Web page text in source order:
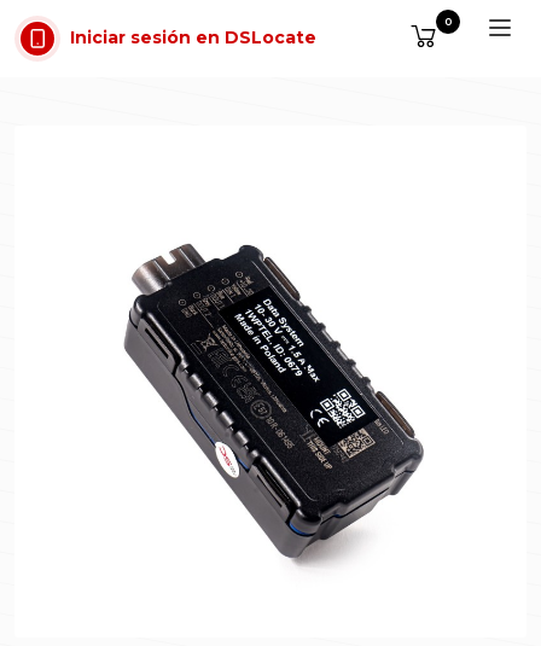
Saltar al contenido
Iniciar sesión en DSLocate
0